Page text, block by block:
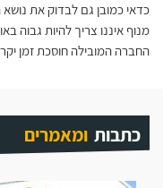
כדאי כמובן גם לבדוק את
מנוף איננו צריך להיות גבוה
החברה המובילה חוסכת זמן
כתבות ומאמרים